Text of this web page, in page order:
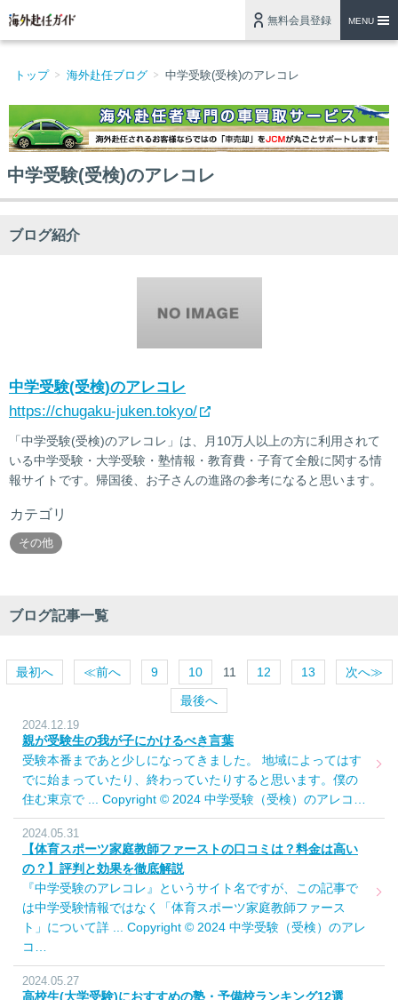
無料会員登録 MENU
トップ 海外赴任ブログ 中学受験(受検)のアレコレ
中学受験(受検)のアレコレ
ブログ紹介
中学受験(受検)のアレコレ
https://chugaku-juken.tokyo/
「中学受験(受検)のアレコレ」は、月10万人以上の方に利用されて
いる中学受験・大学受験・塾情報・教育費・子育て全般に関する情
報サイトです。帰国後、お子さんの進路の参考になると思います。
カテゴリ
その他
ブログ記事一覧
最初へ ≪前へ 9 10 11 12 13
次へ≫
最後へ
2024.12.19
親が受験生の我が子にかけるべき言葉
受験本番まであと少しになってきました。 地域によってはす
でに始まっていたり、終わっていたりすると思います。僕の
住む東京で ... Copyright © 2024 中学受験（受検）のアレコ…
2024.05.31
【体育スポーツ家庭教師ファーストの口コミは？料金は高い
の？】評判と効果を徹底解説
『中学受験のアレコレ』というサイト名ですが、この記事で
は中学受験情報ではなく「体育スポーツ家庭教師ファース
ト」について詳 ... Copyright © 2024 中学受験（受検）のアレ
コ…
2024.05.27
高校生(大学受験)におすすめの塾・予備校ランキング12選